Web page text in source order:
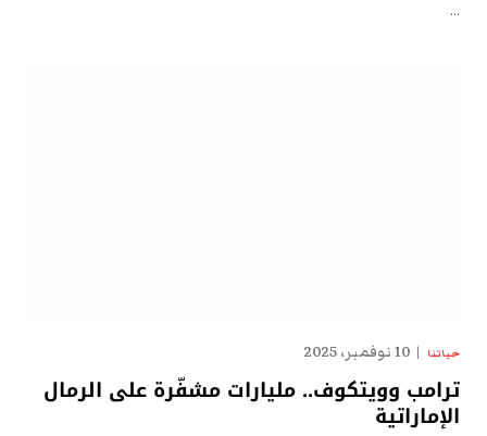
…
حياتنا 10 نوفمبر، 2025
ترامب وويتكوف.. مليارات مشفّرة على الرمال
الإماراتية